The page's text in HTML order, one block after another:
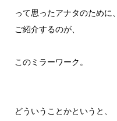
って思ったアナタのために、
ご紹介するのが、
このミラーワーク。
どういうことかというと、